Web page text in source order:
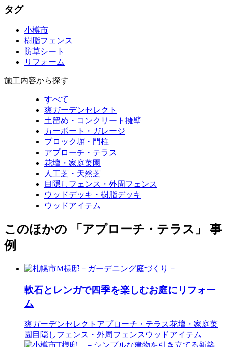
タグ
小樽市
樹脂フェンス
防草シート
リフォーム
施工内容から探す
すべて
爽ガーデンセレクト
土留め・コンクリート擁壁
カーポート・ガレージ
ブロック塀・門柱
アプローチ・テラス
花壇・家庭菜園
人工芝・天然芝
目隠しフェンス・外周フェンス
ウッドデッキ・樹脂デッキ
ウッドアイテム
このほかの 「アプローチ・テラス」 事
例
軟石とレンガで四季を楽しむお庭にリフォー
ム
爽ガーデンセレクト アプローチ・テラス花壇・家庭菜
園 目隠しフェンス・外周フェンス ウッドアイテム